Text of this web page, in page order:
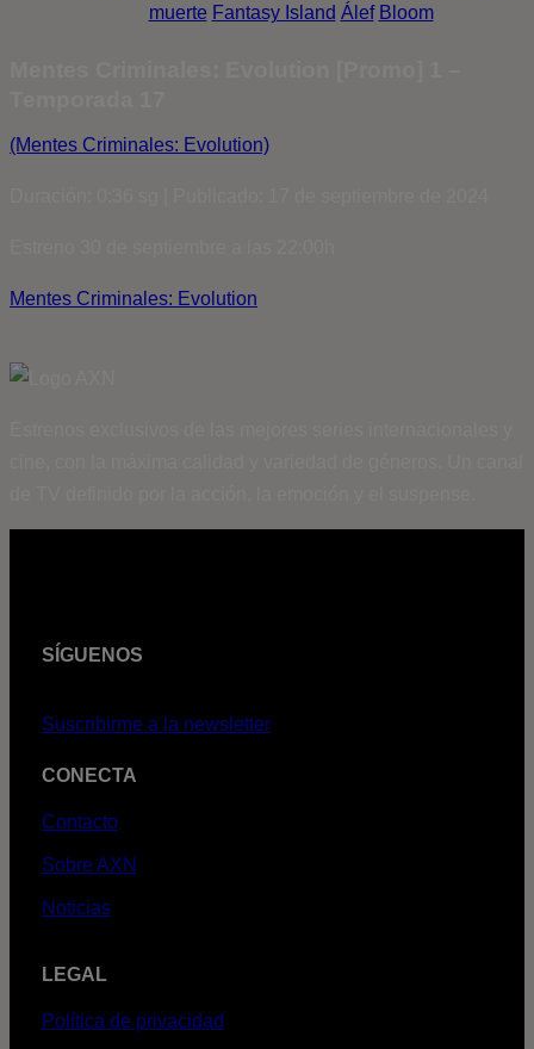
muerte Fantasy Island Álef Bloom
(Mentes Criminales: Evolution)
Mentes Criminales: Evolution
SÍGUENOS
Suscribirme a la newsletter
CONECTA
Contacto
Sobre AXN
Noticias
LEGAL
Política de privacidad